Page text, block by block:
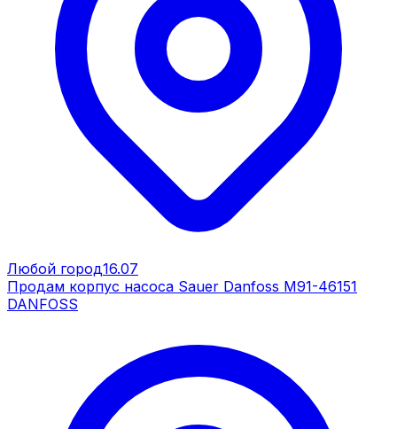
Любой город16.07
Продам корпус насоса Sauer Danfoss M91-46151
DANFOSS